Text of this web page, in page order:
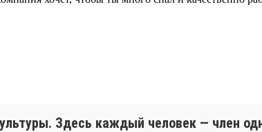
Здесь каждый человек — член